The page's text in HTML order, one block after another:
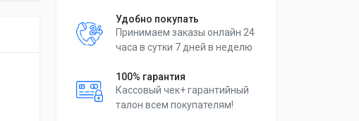
Удобно покупать
Принимаем заказы онлайн 24
часа в сутки 7 дней в неделю
100% гарантия
Кассовый чек+ гарантийный
талон всем покупателям!